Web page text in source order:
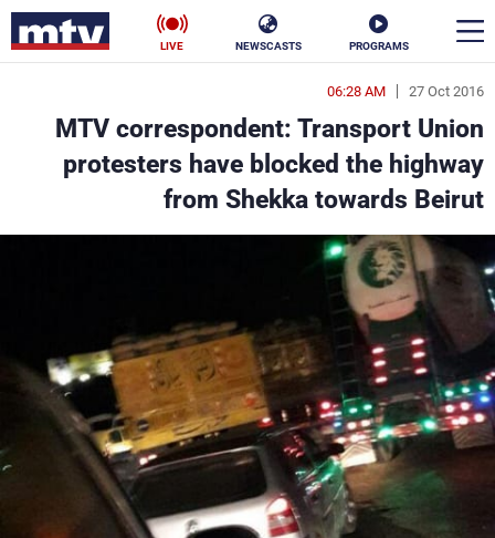
PROGRAMS
NEWSCASTS
LIVE
27 Oct 2016
06:28 AM
MTV correspondent: Transport Union
protesters have blocked the highway
from Shekka towards Beirut
en
الأخبار
سياسة ناس
إقتصاد
منوعات
كأس العالم
البرامج
جدول البرامج
شاهد البرامج